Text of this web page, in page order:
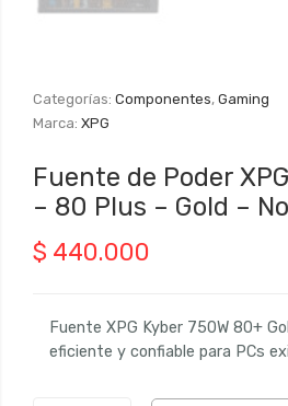
Categorías:Componentes,Gaming
Marca:XPG
Fuente de Poder
– 80 Plus – Gold –
$ 440.000
Fuente XPG Kyber 750W 80+
eficiente y confiable para PCs